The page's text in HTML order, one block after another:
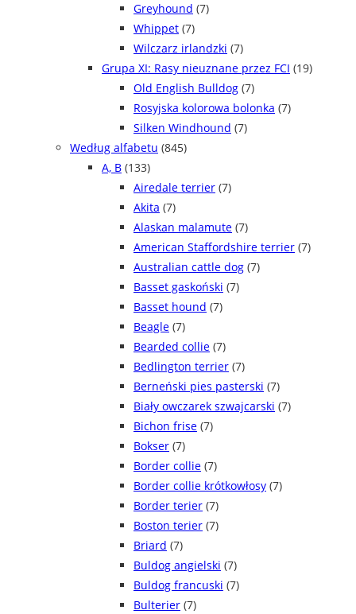
Greyhound (7)
Whippet (7)
Wilczarz irlandzki (7)
Grupa XI: Rasy nieuznane przez FCI (19)
Old English Bulldog (7)
Rosyjska kolorowa bolonka (7)
Silken Windhound (7)
Według alfabetu (845)
A, B (133)
Airedale terrier (7)
Akita (7)
Alaskan malamute (7)
American Staffordshire terrier (7)
Australian cattle dog (7)
Basset gaskoński (7)
Basset hound (7)
Beagle (7)
Bearded collie (7)
Bedlington terrier (7)
Berneński pies pasterski (7)
Biały owczarek szwajcarski (7)
Bichon frise (7)
Bokser (7)
Border collie (7)
Border collie krótkowłosy (7)
Border terier (7)
Boston terier (7)
Briard (7)
Buldog angielski (7)
Buldog francuski (7)
Bulterier (7)